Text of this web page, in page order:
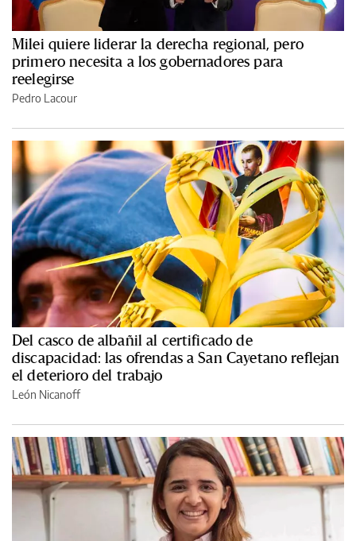
Milei quiere liderar la derecha regional, pero
primero necesita a los gobernadores para
reelegirse
Pedro Lacour
Del casco de albañil al certificado de
discapacidad: las ofrendas a San Cayetano reflejan
el deterioro del trabajo
León Nicanoff